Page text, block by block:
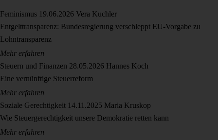
Feminismus 19.06.2026 Vera Kuchler
Entgelttransparenz: Bundesregierung verschleppt EU-Vorgabe zu
Lohntransparenz
Mehr erfahren
Steuern und Finanzen 28.05.2026 Hannes Koch
Eine vernünftige Steuerreform
Mehr erfahren
Soziale Gerechtigkeit 14.11.2025 Maria Kruskop
Wie Steuergerechtigkeit unsere Demokratie retten kann
Mehr erfahren